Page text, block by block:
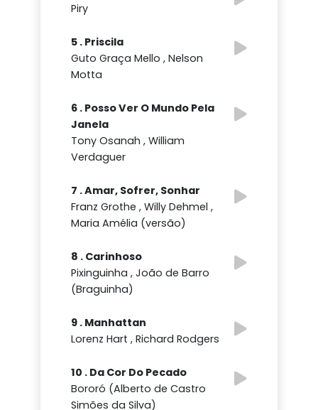
Piry
5 . Priscila
Guto Graça Mello , Nelson
Motta
6 . Posso Ver O Mundo Pela
Janela
Tony Osanah , William
Verdaguer
7 . Amar, Sofrer, Sonhar
Franz Grothe , Willy Dehmel ,
Maria Amélia (versão)
8 . Carinhoso
Pixinguinha , João de Barro
(Braguinha)
9 . Manhattan
Lorenz Hart , Richard Rodgers
10 . Da Cor Do Pecado
Bororó (Alberto de Castro
Simões da Silva)